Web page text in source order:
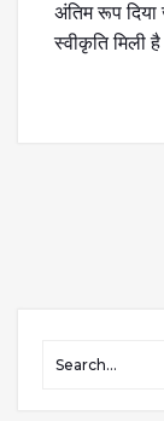
अंतिम रूप दिया
स्वीकृति मिली